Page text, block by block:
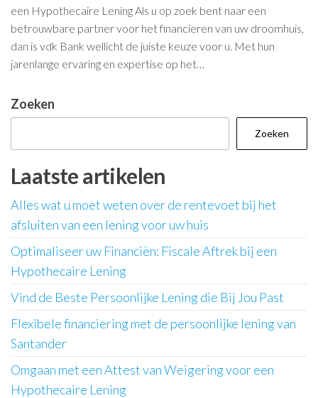
een Hypothecaire Lening Als u op zoek bent naar een
betrouwbare partner voor het financieren van uw droomhuis,
dan is vdk Bank wellicht de juiste keuze voor u. Met hun
jarenlange ervaring en expertise op het…
Zoeken
Zoeken
Laatste artikelen
Alles wat u moet weten over de rentevoet bij het
afsluiten van een lening voor uw huis
Optimaliseer uw Financiën: Fiscale Aftrek bij een
Hypothecaire Lening
Vind de Beste Persoonlijke Lening die Bij Jou Past
Flexibele financiering met de persoonlijke lening van
Santander
Omgaan met een Attest van Weigering voor een
Hypothecaire Lening